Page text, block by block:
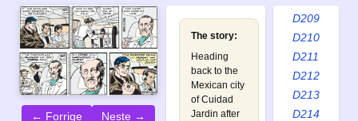
← Forrige Neste →
The story:
Heading
back to the
Mexican city
of Cuidad
Jardin after
D209
D210
D211
D212
D213
D214